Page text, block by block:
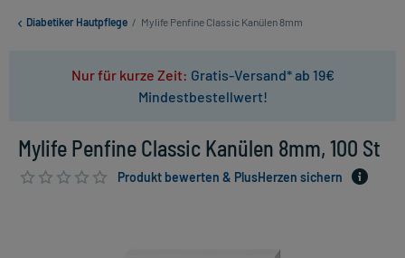
Diabetiker Hautpflege / Mylife Penfine Classic Kanülen 8mm
Nur für kurze Zeit: Gratis-Versand* ab 19€
Mindestbestellwert!
Mylife Penfine Classic Kanülen 8mm, 100 St
Produkt bewerten & PlusHerzen sichern